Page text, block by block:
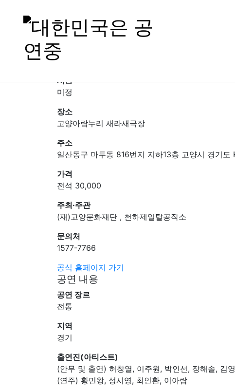
풍년에넌즞들은아가멤논
일정
2025-11-13 ~ 2025-11-15
시간
미정
장소
고양아람누리 새라새극장
주소
일산동구 마두동 816번지 지하13층 고양시 경기도
가격
전석 30,000
주최·주관
(재)고양문화재단 , 천하제일탈공작소
문의처
1577-7766
공식 홈페이지 가기
공연 내용
공연 장르
전통
지역
경기
출연진(아티스트)
(안무 및 출연) 허창열, 이주원, 박인선, 장해솔, 김
(연주) 황민왕, 성시영, 최인환, 이아람